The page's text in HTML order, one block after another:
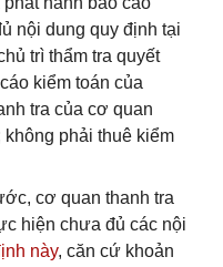
nội dung quy định tại
trì thẩm tra quyết
kiểm toán của
tra của cơ quan
không phải thuê kiểm
cơ quan thanh tra
hiện chưa đủ các nội
này, căn cứ khoản